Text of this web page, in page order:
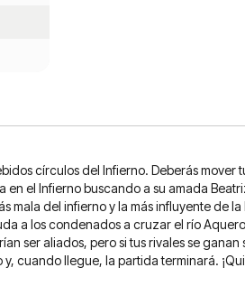
círculos del Infierno. Deberás mover
el Infierno buscando a su amada
del infierno y la más influyente de
a los condenados a cruzar el río
ser aliados, pero si tus rivales se
cuando llegue, la partida terminará.